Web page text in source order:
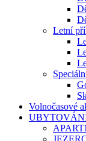
Letní
Volnočasové